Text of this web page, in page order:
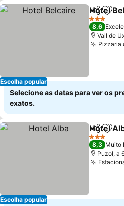
Escolha popular
Partilhar
Hotel
3 Estrelas
8,6
Vall de
Pizzaria
Selecione as datas para ver os
exatos.
Escolha popular
Partilhar
Hotel
3 Estrelas
8,3 Muito
Puzol, a